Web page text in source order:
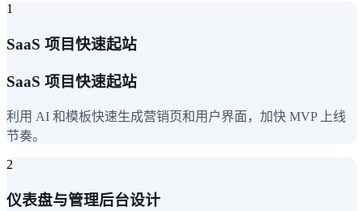
1
SaaS 项目快速起站
SaaS 项目快速起站
利用 AI 和模板快速生成营销页和用户界面，加快 MVP 上线
节奏。
2
仪表盘与管理后台设计